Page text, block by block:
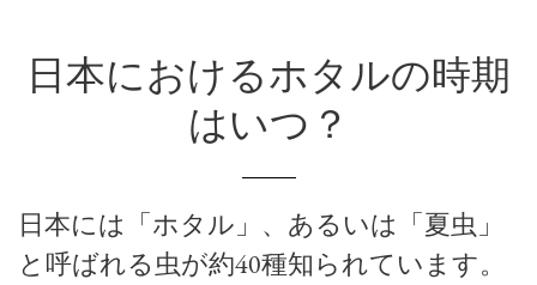
日本におけるホタルの時期
はいつ？
日本には「ホタル」、あるいは「夏虫」
と呼ばれる虫が約40種知られています。